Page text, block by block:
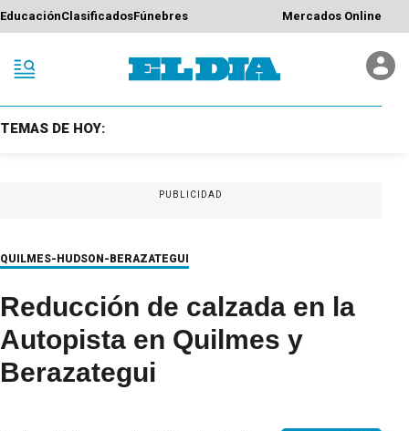
EducaciónClasificadosFúnebres Mercados Online
TEMAS DE HOY:
PUBLICIDAD
QUILMES-HUDSON-BERAZATEGUI
Reducción de calzada en la
Autopista en Quilmes y
Berazategui